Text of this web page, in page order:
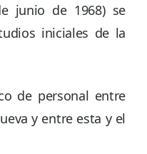
junio de 1968) se
iniciales de la
de personal entre
y entre esta y el